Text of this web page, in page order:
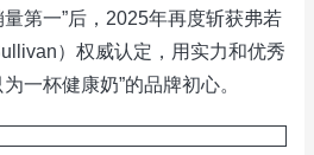
第一”后，2025年再度斩获弗若
）权威认定，用实力和优秀
一杯健康奶”的品牌初心。